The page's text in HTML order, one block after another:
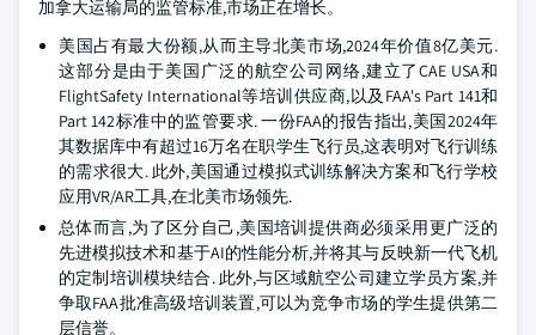
加拿大运输局的监管标准,市场正在增长。
美国占有最大份额,从而主导北美市场,2024年价值8亿美元.
这部分是由于美国广泛的航空公司网络,建立了CAE USA和
FlightSafety International等培训供应商,以及FAA's Part 141和
Part 142标准中的监管要求. 一份FAA的报告指出,美国2024年
其数据库中有超过16万名在职学生飞行员,这表明对飞行训练
的需求很大. 此外,美国通过模拟式训练解决方案和飞行学校
应用VR/AR工具,在北美市场领先.
总体而言,为了区分自己,美国培训提供商必须采用更广泛的
先进模拟技术和基于AI的性能分析,并将其与反映新一代飞机
的定制培训模块结合. 此外,与区域航空公司建立学员方案,并
争取FAA批准高级培训装置,可以为竞争市场的学生提供第二
层信誉。